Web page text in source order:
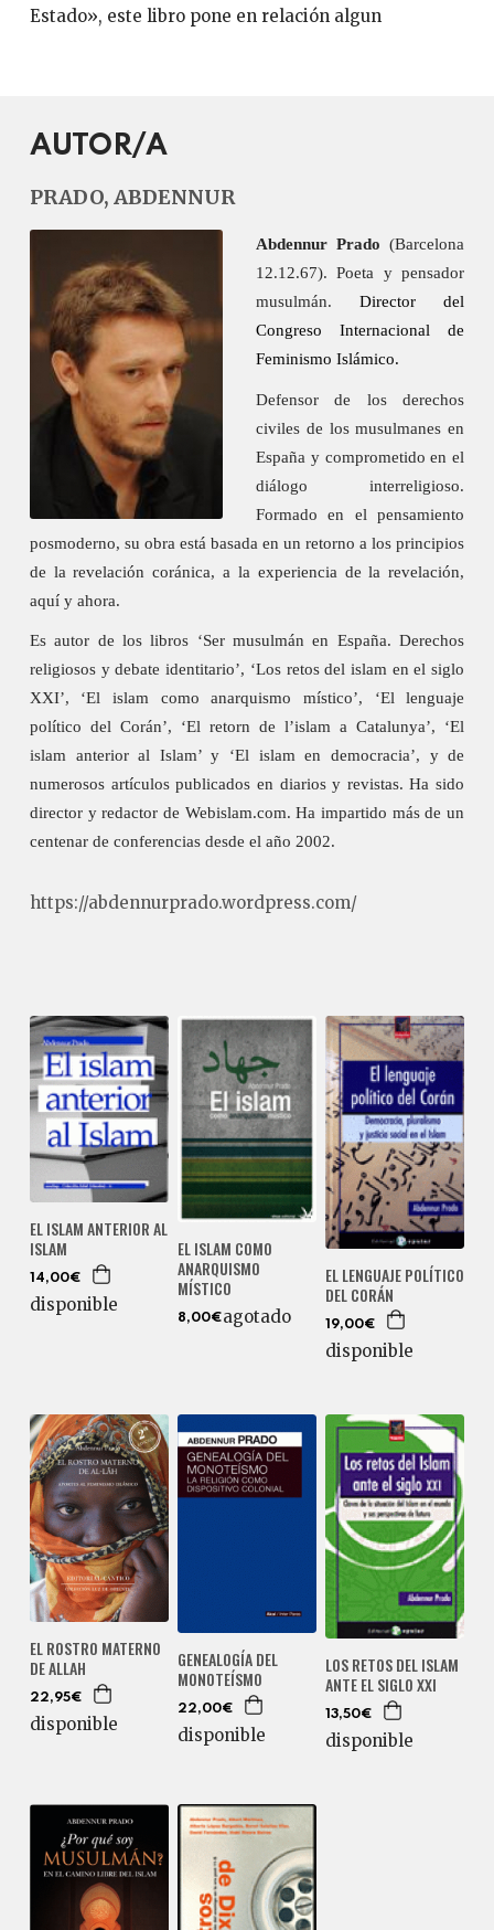
Estado», este libro pone en relación algun
AUTOR/A
PRADO, ABDENNUR
Abdennur Prado (Barcelona
12.12.67). Poeta y pensador
musulmán. Director del
Congreso Internacional de
Feminismo Islámico.
Defensor de los derechos
civiles de los musulmanes en
España y comprometido en el
diálogo interreligioso.
Formado en el pensamiento
posmoderno, su obra está basada en un retorno a los principios
de la revelación coránica, a la experiencia de la revelación,
aquí y ahora.
Es autor de los libros ‘Ser musulmán en España. Derechos
religiosos y debate identitario’, ‘Los retos del islam en el siglo
XXI’, ‘El islam como anarquismo místico’, ‘El lenguaje
político del Corán’, ‘El retorn de l’islam a Catalunya’, ‘El
islam anterior al Islam’ y ‘El islam en democracia’, y de
numerosos artículos publicados en diarios y revistas. Ha sido
director y redactor de Webislam.com. Ha impartido más de un
centenar de conferencias desde el año 2002.
https://abdennurprado.wordpress.com/
EL ISLAM ANTERIOR AL
ISLAM
14,00€
disponible
EL ISLAM COMO
ANARQUISMO
MÍSTICO
8,00€agotado
EL LENGUAJE POLÍTICO
DEL CORÁN
19,00€
disponible
EL ROSTRO MATERNO
DE ALLAH
22,95€
disponible
GENEALOGÍA DEL
MONOTEÍSMO
22,00€
disponible
LOS RETOS DEL ISLAM
ANTE EL SIGLO XXI
13,50€
disponible